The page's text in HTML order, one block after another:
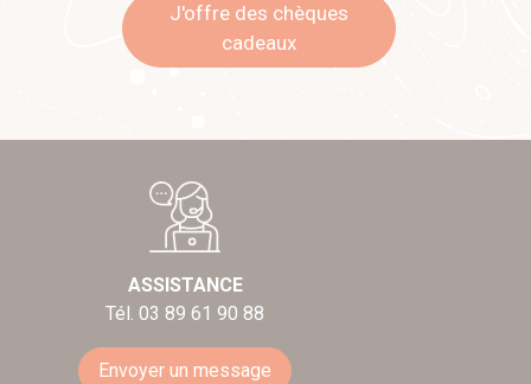
J'offre des chèques
cadeaux
ASSISTANCE
Tél. 03 89 61 90 88
Envoyer un message